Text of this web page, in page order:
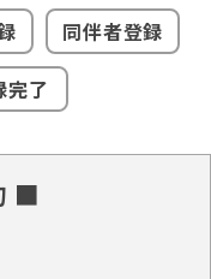
同伴者登録
完了
■